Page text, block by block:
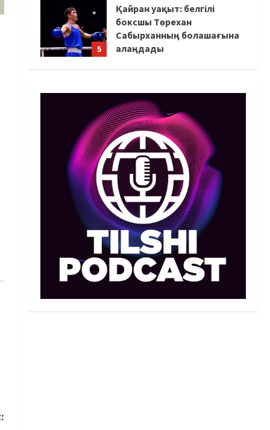
5
Қайран уақыт: белгілі
боксшы Төрехан
Сабырханның болашағына
алаңдады
1
чемпионаты: Ел намысын
кімдер қорғайды?
06/08/2026
2
Басты жаңалық Таеквондо
Иран құрамасының бас
бапкері отандық
таеквондо мамандарына
жол көрсетуде
06/08/2026
3
Басты жаңалық Бокс
Үш жыл күткен жекпе-жек:
Мейірім Нұрсұлтановтың
қарсыласы анықталды